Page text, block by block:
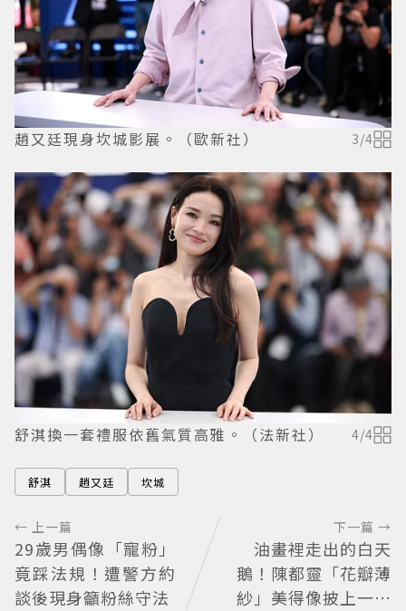
趙又廷現身坎城影展。（歐新社） 3/4
舒淇換一套禮服依舊氣質高雅。（法新社） 4/4
舒淇 趙又廷 坎城
← 上一篇
29歲男偶像「寵粉」
竟踩法規！遭警方約
談後現身籲粉絲守法
下一篇 →
油畫裡走出的白天
鵝！陳都靈「花瓣薄
紗」美得像披上一層